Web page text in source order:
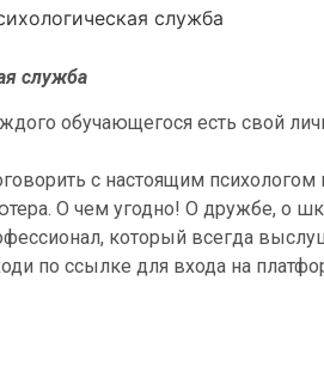
служба
служба
обучающегося есть свой
с настоящим психологом
О чем угодно! О дружбе, о
который всегда
по ссылке для входа на